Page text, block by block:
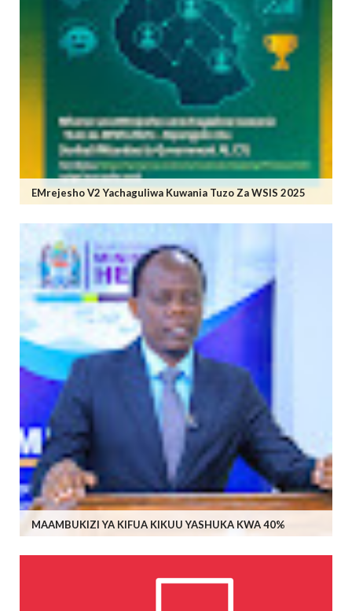
EMrejesho V2 Yachaguliwa Kuwania Tuzo Za WSIS 2025
MAAMBUKIZI YA KIFUA KIKUU YASHUKA KWA 40%